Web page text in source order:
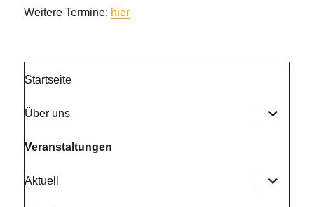
Weitere Termine: hier
Startseite
Über uns
Veranstaltungen
Aktuell